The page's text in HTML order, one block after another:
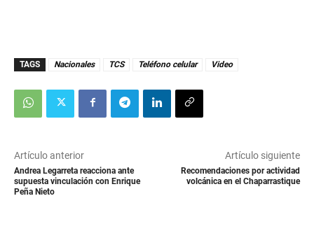
TAGS Nacionales TCS Teléfono celular Video
Artículo anterior
Andrea Legarreta reacciona ante
supuesta vinculación con Enrique
Peña Nieto
Artículo siguiente
Recomendaciones por actividad
volcánica en el Chaparrastique